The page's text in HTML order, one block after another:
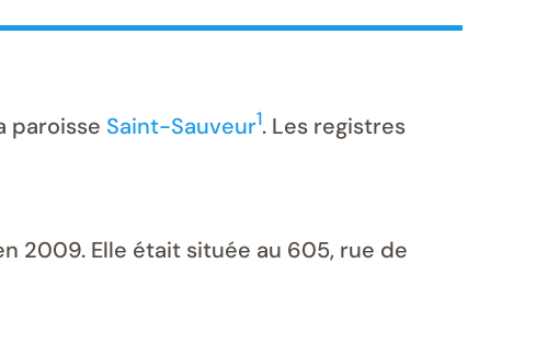
paroisse Saint-Sauveur1. Les registres
2009. Elle était située au 605, rue de